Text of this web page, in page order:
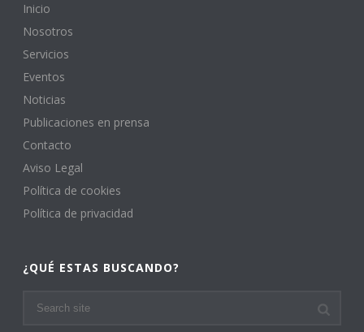
Inicio
Nosotros
Servicios
Eventos
Noticias
Publicaciones en prensa
Contacto
Aviso Legal
Política de cookies
Política de privacidad
¿QUÉ ESTAS BUSCANDO?